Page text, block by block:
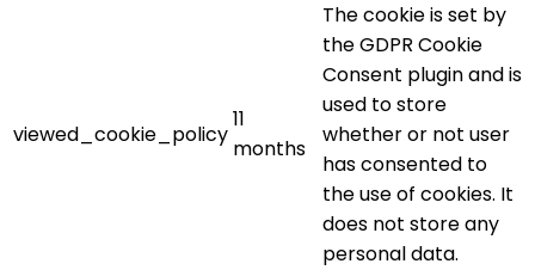
viewed_cookie_policy
11
months
The cookie is set by
the GDPR Cookie
Consent plugin and is
used to store
whether or not user
has consented to
the use of cookies. It
does not store any
personal data.